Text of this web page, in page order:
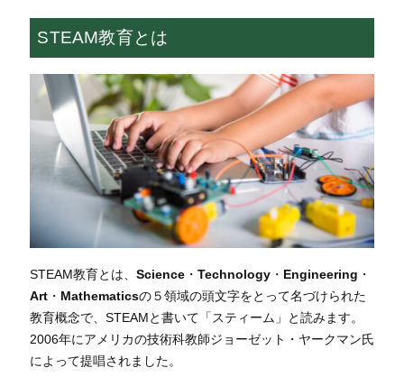
STEAM教育とは
STEAM教育とは、 Science・ Technology・ Engineering ・
Art・ Mathematicsの５領域の頭文字をとって名づけられた
教育概念で、 STEAMと書いて「スティーム」と読みます。
2006年にアメリカの技術科教師ジョーゼット・ヤークマン氏
によって提唱されました。